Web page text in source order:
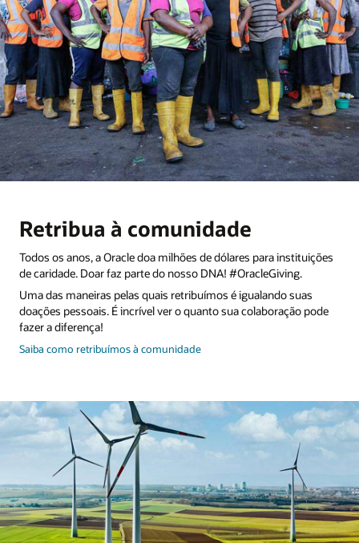
Retribua à comunidade
Todos os anos, a Oracle doa milhões de dólares para instituições
de caridade. Doar faz parte do nosso DNA! #OracleGiving.
Uma das maneiras pelas quais retribuímos é igualando suas
doações pessoais. É incrível ver o quanto sua colaboração pode
fazer a diferença!
Saiba como retribuímos à comunidadee